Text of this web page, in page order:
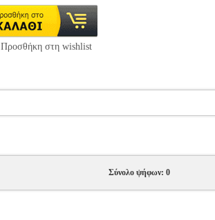
Προσθήκη στη wishlist
Σύνολο ψήφων: 0